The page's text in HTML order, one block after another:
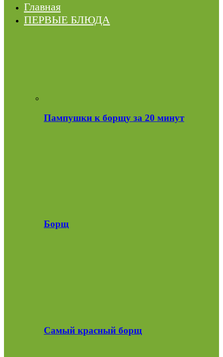
Главная
ПЕРВЫЕ БЛЮДА
Пампушки к борщу за 20 минут
Борщ
Самый красный борщ